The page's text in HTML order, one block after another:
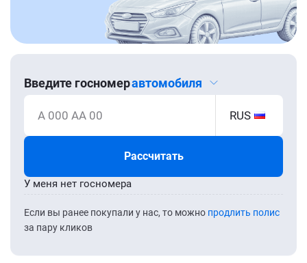
Введите госномеравтомобиля
А 000 АА 00 RUS
Рассчитать
Если вы ранее покупали у нас, то можно продлить полис
за пару кликов
У меня нет госномера